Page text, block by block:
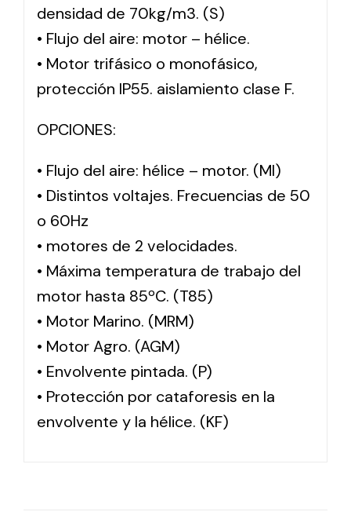
densidad de 70kg/m3. (S)
• Flujo del aire: motor – hélice.
• Motor trifásico o monofásico,
protección IP55. aislamiento clase F.
OPCIONES:
• Flujo del aire: hélice – motor. (MI)
• Distintos voltajes. Frecuencias de 50
o 60Hz
• motores de 2 velocidades.
• Máxima temperatura de trabajo del
motor hasta 85ºC. (T85)
• Motor Marino. (MRM)
• Motor Agro. (AGM)
• Envolvente pintada. (P)
• Protección por cataforesis en la
envolvente y la hélice. (KF)